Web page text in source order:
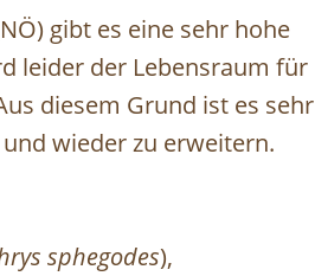
gibt es eine sehr hohe
leider der Lebensraum für
diesem Grund ist es sehr
wieder zu erweitern.
sphegodes),